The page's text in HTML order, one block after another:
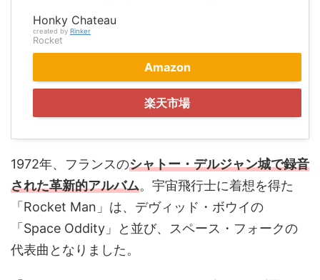
Honky Chateau
created by Rinker
Rocket
Amazon
楽天市場
1972年、フランスのシャトー・デルジャン城で録音
された革新的アルバム。宇宙飛行士に着想を得た
「Rocket Man」は、デヴィッド・ボウイの
「Space Oddity」と並び、スペース・フォークの
代表曲となりました。